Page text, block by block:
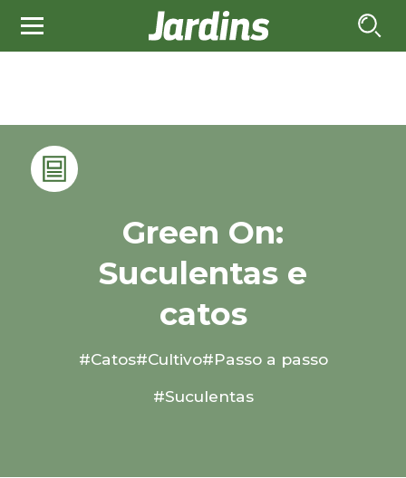
Green On:
Suculentas e
catos
#Catos#Cultivo#Passo a passo
#Suculentas